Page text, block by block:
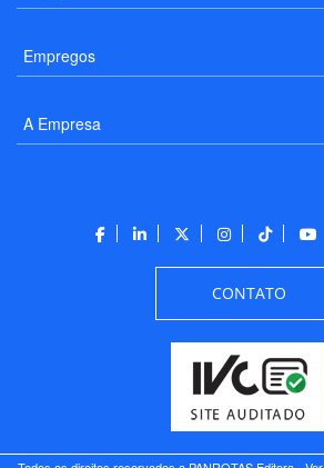
Empregos
A Empresa
CONTATO